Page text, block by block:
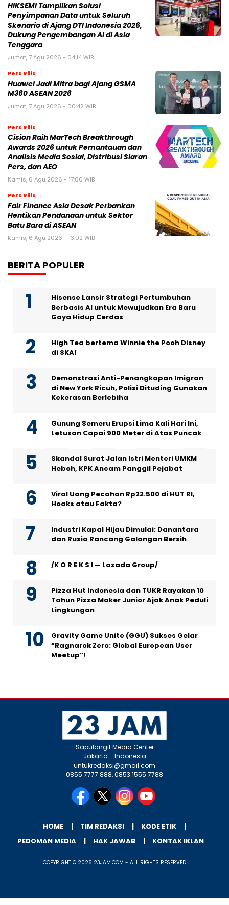
HIKSEMI Tampilkan Solusi
Penyimpanan Data untuk Seluruh
Skenario di Ajang DTI Indonesia 2026,
Dukung Pengembangan AI di Asia
Tenggara
Jumat, 7 Agu 2026 - 04:14 WIB
Pers Rilis
Huawei Jadi Mitra bagi Ajang GSMA
M360 ASEAN 2026
Jumat, 7 Agu 2026 - 00:42 WIB
Pers Rilis
Cision Raih MarTech Breakthrough
Awards 2026 untuk Pemantauan dan
Analisis Media Sosial, Distribusi Siaran
Pers, dan AEO
Kamis, 6 Agu 2026 - 17:00 WIB
Pers Rilis
Fair Finance Asia Desak Perbankan
Hentikan Pendanaan untuk Sektor
Batu Bara di ASEAN
Kamis, 6 Agu 2026 - 13:02 WIB
BERITA POPULER
Hisense Lansir Strategi Pertumbuhan
Berbasis AI untuk Mewujudkan Era Baru
Gaya Hidup Cerdas
High Tea bertema Winnie the Pooh Disney
di SKAI
Demonstrasi Anti-Penangkapan Imigran
di New York Ricuh, Polisi Dituding Gunakan
Kekerasan Berlebiha
Gunung Semeru Erupsi Lima Kali Hari Ini,
Letusan Capai 900 Meter di Atas Puncak
Skandal Surat Jalan Istri Menteri UMKM
Heboh, KPK Ancam Panggil Pejabat
Viral Uang Pecahan Rp22.500 di HUT RI,
Hoaks atau Fakta?
Industri Kapal Hijau Dimulai: Danantara
dan Rusia Rancang Galangan Bersih
/K O R E K S I — Lazada Group/
Pizza Hut Indonesia dan TUKR Rayakan 10
Tahun Pizza Maker Junior Ajak Anak Peduli
Lingkungan
Gravity Game Unite (GGU) Sukses Gelar
“Ragnarok Zero: Global European User
Meetup”!
Sapulangit Media Center
Jakarta - Indonesia
untukredaksi@gmail.com
0855 7777 888, 0853 1555 7788
HOME TIM REDAKSI
KODE ETIK
PEDOMAN MEDIA
HAK JAWAB KONTAK IKLAN
COPYRIGHT © 2026 23JAM.COM - ALL RIGHTS RESERVED